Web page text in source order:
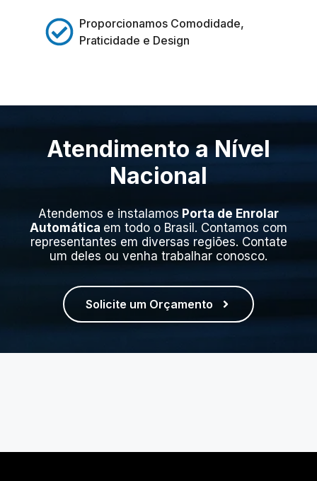
Proporcionamos Comodidade,
Praticidade e Design
Atendimento a Nível
Nacional
Atendemos e instalamos Porta de Enrolar
Automática em todo o Brasil. Contamos com
representantes em diversas regiões. Contate
um deles ou venha trabalhar conosco.
Solicite um Orçamento